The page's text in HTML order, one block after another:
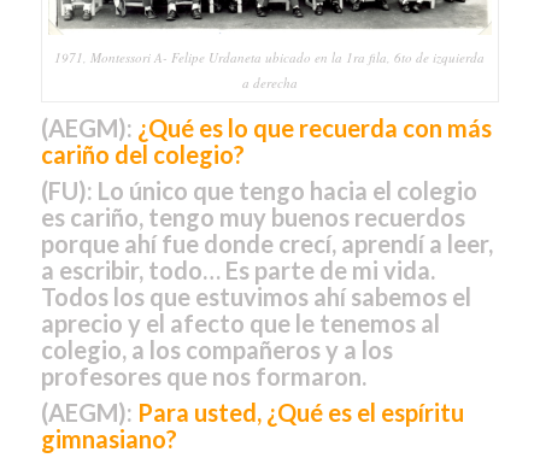
1971, Montessori A- Felipe Urdaneta ubicado en la 1ra fila, 6to de izquierda
a derecha
(AEGM): ¿Qué es lo que recuerda con más
cariño del colegio?
(FU): Lo único que tengo hacia el colegio
es cariño, tengo muy buenos recuerdos
porque ahí fue donde crecí, aprendí a leer,
a escribir, todo… Es parte de mi vida.
Todos los que estuvimos ahí sabemos el
aprecio y el afecto que le tenemos al
colegio, a los compañeros y a los
profesores que nos formaron.
(AEGM): Para usted, ¿Qué es el espíritu
gimnasiano?